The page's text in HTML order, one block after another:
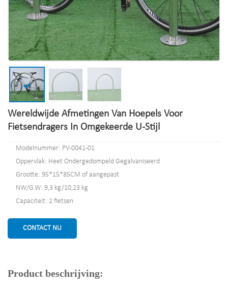
Wereldwijde Afmetingen Van Hoepels Voor
Fietsendragers In Omgekeerde U-Stijl
Modelnummer: PV-0041-01
Oppervlak: Heet Ondergedompeld Gegalvaniseerd
Grootte: 95*15*85CM of aangepast
NW/G.W: 9,3 kg/10,23 kg
Capaciteit: 2 fietsen
CONTACT NU
Product beschrijving: